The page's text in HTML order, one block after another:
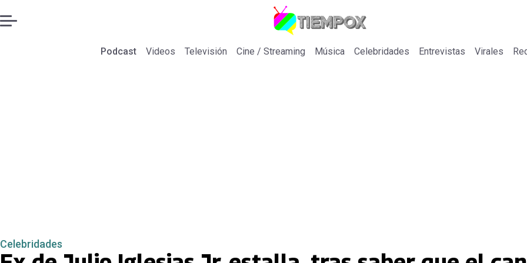
Podcast Videos Televisión Cine / Streaming Música Celebridades Entrevistas Virales
Celebridades